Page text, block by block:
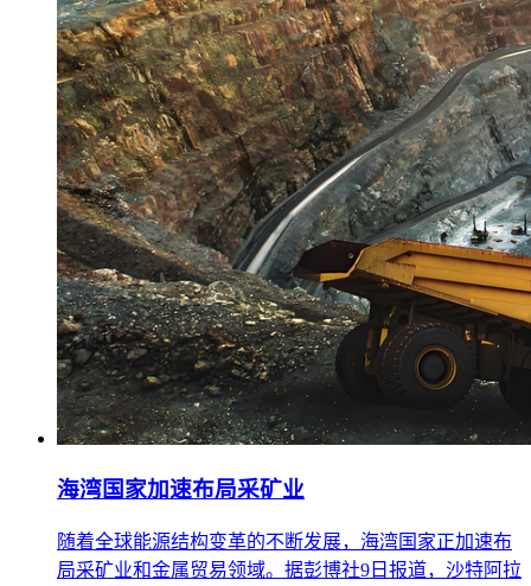
海湾国家加速布局采矿业
随着全球能源结构变革的不断发展，海湾国家正加速布
局采矿业和金属贸易领域。据彭博社9日报道，沙特阿拉